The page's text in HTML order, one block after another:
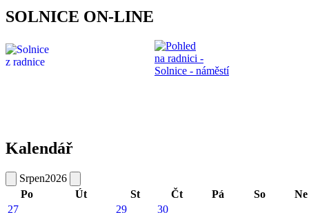
SOLNICE ON-LINE
Kalendář
Srpen2026
Po
Út St Čt Pá So
Ne
27
29
30